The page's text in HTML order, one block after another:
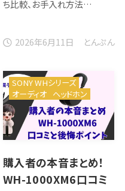
ち比較、お手入れ方法…
2026年6月11日 とんぷん
購入者の本音まとめ！
WH-1000XM6口コミ
SONY WHシリーズ
オーディオ ヘッドホン